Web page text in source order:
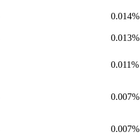
0.014%
0.013%
0.011%
0.007%
0.007%